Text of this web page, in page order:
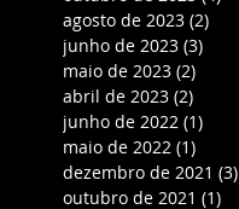
agosto de 2023 (2)
junho de 2023 (3)
maio de 2023 (2)
abril de 2023 (2)
junho de 2022 (1)
maio de 2022 (1)
dezembro de 2021 (3)
outubro de 2021 (1)